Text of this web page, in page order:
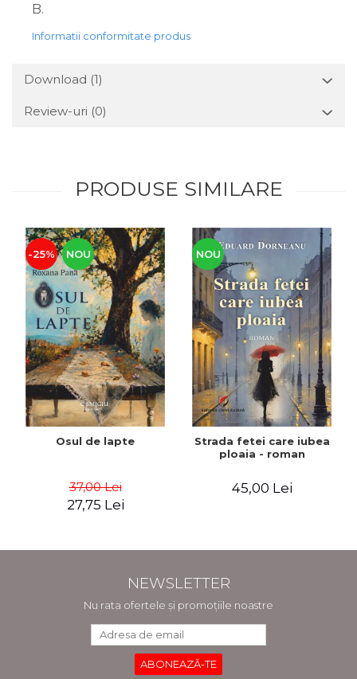
B.
Informatii conformitate produs
Download (1)
Review-uri (0)
PRODUSE SIMILARE
-25% NOU
Osul de lapte
37,00 Lei
27,75 Lei
NOU
Strada fetei care iubea
ploaia - roman
45,00 Lei
NEWSLETTER
Nu rata ofertele și promoțiile noastre